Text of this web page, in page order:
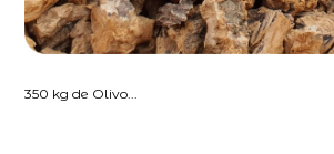
350 kg de Olivo...